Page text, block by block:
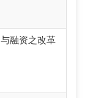
融资之改革